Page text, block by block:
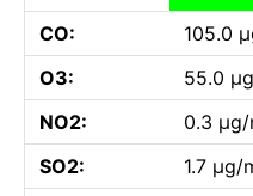
CO:
105.0
O3:
55.0
NO2:
0.3 µg/
SO2:
1.7 µg/